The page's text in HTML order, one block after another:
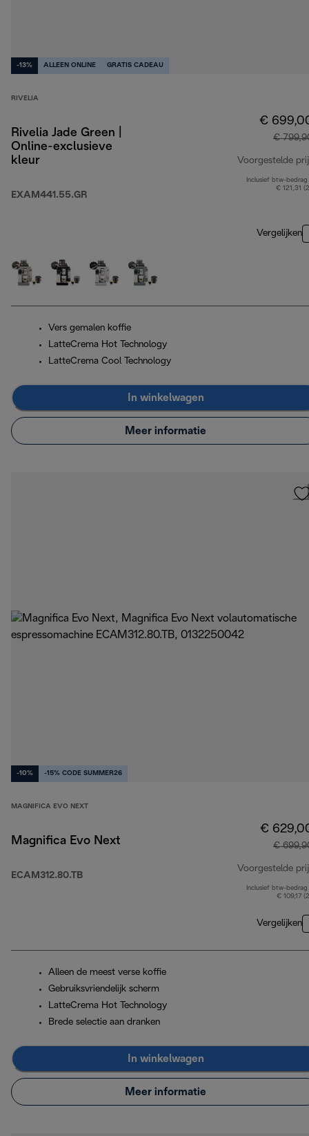
-13% ALLEEN ONLINE GRATIS CADEAU
RIVELIA
Rivelia Jade Green |
Online-exclusieve
kleur
EXAM441.55.GR
€
€
Voorgestelde
Inclusief btw-bedrag
€ 121,31
Vergelijken
Vers gemalen koffie
LatteCrema Hot Technology
LatteCrema Cool Technology
In winkelwagen
Meer informatie
-10% -15% CODE SUMMER26
MAGNIFICA EVO NEXT
Magnifica Evo Next
ECAM312.80.TB
€
€
Voorgestelde
Inclusief btw-bedrag
€ 109,17
Vergelijken
Alleen de meest verse koffie
Gebruiksvriendelijk scherm
LatteCrema Hot Technology
Brede selectie aan dranken
In winkelwagen
Meer informatie